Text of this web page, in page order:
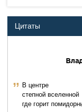
Цитаты
ˮ В центре
степной вселенной
где горит